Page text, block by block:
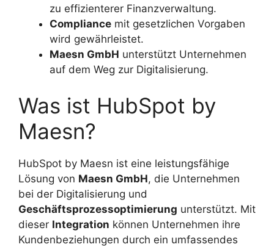
zu effizienterer Finanzverwaltung.
Compliance mit gesetzlichen Vorgaben
wird gewährleistet.
Maesn GmbH unterstützt Unternehmen
auf dem Weg zur Digitalisierung.
Was ist HubSpot by
Maesn?
HubSpot by Maesn ist eine leistungsfähige
Lösung von Maesn GmbH, die Unternehmen
bei der Digitalisierung und
Geschäftsprozessoptimierung unterstützt. Mit
dieser Integration können Unternehmen ihre
Kundenbeziehungen durch ein umfassendes